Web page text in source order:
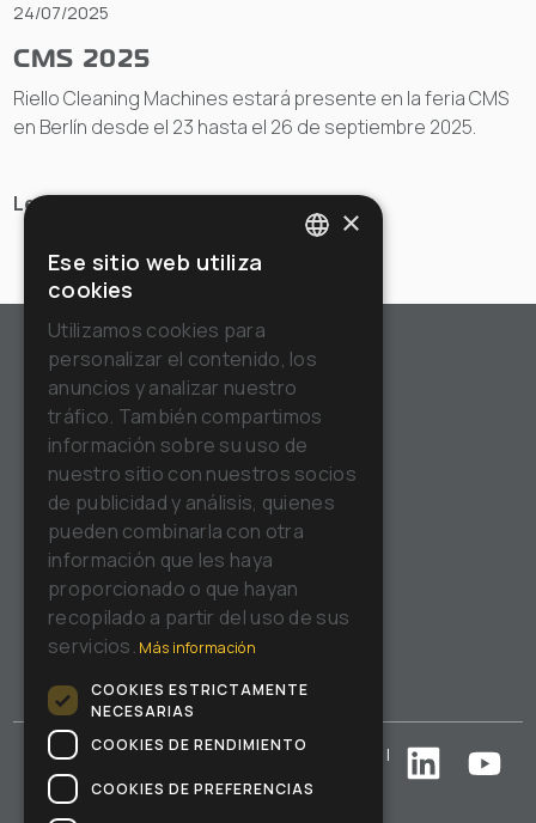
24/07/2025
CMS 2025
Riello Cleaning Machines estará presente en la feria CMS
en Berlín desde el 23 hasta el 26 de septiembre 2025.
Lee
Tel:+39.(0)382.848811
info@riellocm.com
Sede fiscal:
Riello Cleaning Machines S.p.A.
NIF 03976160287
Via Enrico Fermi, 43
37136 Verona (VR) - Italy
Sede operativa:
Riello Cleaning Machines S.p.A.
27020 Dorno (PV) - Italy
Copyright © Riello Cleaning Machines S.p.A.
|
Privacy Policy | Cookie Policy
FRENCH
GERMAN
SPANISH
RUSSIAN
×
Ese sitio web utiliza
cookies
Utilizamos cookies para
personalizar el contenido, los
anuncios y analizar nuestro
tráfico. También compartimos
información sobre su uso de
nuestro sitio con nuestros socios
de publicidad y análisis, quienes
pueden combinarla con otra
información que les haya
proporcionado o que hayan
recopilado a partir del uso de sus
servicios. Más información
COOKIES ESTRICTAMENTE
NECESARIAS
COOKIES DE RENDIMIENTO
COOKIES DE PREFERENCIAS